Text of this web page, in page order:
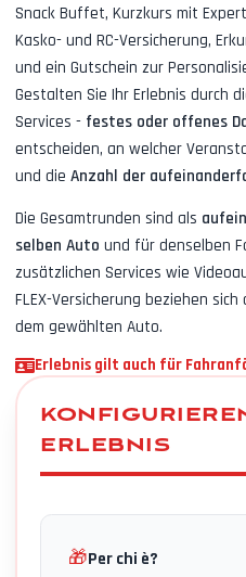
Snack Buffet, Kurzkurs mit
Kasko- und RC-Versicherung,
und ein Gutschein zur
Gestalten Sie Ihr Erlebnis durch
Services - festes oder offenes
entscheiden, an welcher
und die Anzahl der
Die Gesamtrunden sind als
selben Auto und für denselben
zusätzlichen Services wie
FLEX-Versicherung beziehen sich
dem gewählten Auto.
Erlebnis gilt auch für
ERLEBNIS
🎁Per chi è?